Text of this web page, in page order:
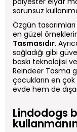
sorunsuz
Özgün
en güzel
Tasmasıdır.
sağladığı gibi
baskı teknolojisi
Reindeer Tasma
çocukların en çok
evde hem de
Lindodogs